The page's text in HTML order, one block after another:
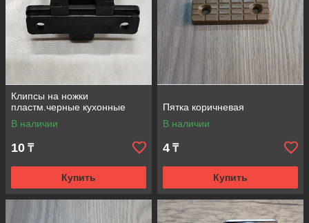
Клипсы на ножки
пластм.черные кухонные
В наличии
10 ₸
Купить
Пятка коричневая
В наличии
4 ₸
Купить